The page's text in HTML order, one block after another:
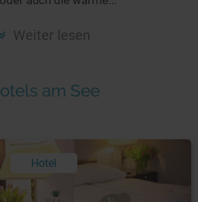
Weiter lesen
am See
Hotel